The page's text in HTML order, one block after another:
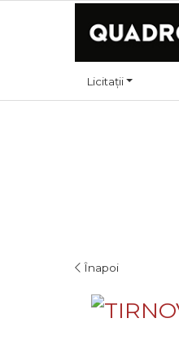
Licitații
Înapoi